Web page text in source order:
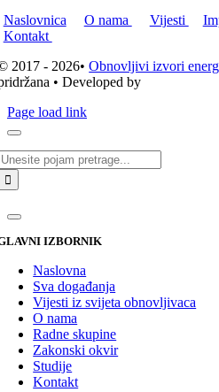
Naslovnica O nama Vijesti
Kontakt
2017 - 2026•Obnovljivi izvori
• Developed by
Page load link
IZBORNIK
Naslovna
Sva događanja
Vijesti iz svijeta obnovljivaca
O nama
Radne skupine
Zakonski okvir
Studije
Kontakt